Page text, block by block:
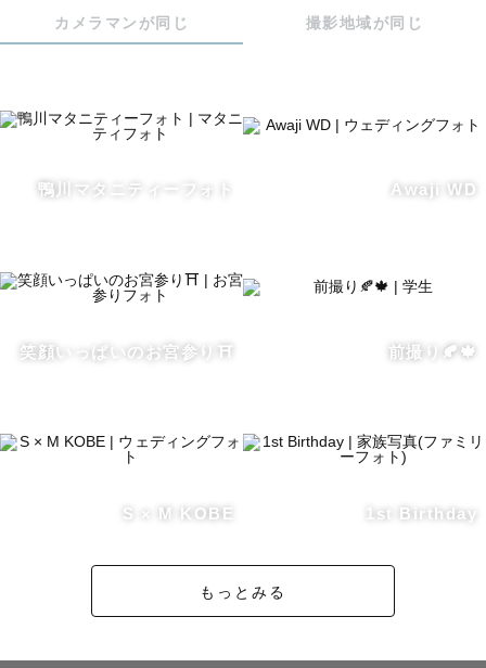
※2026年は10/13~12/18の期間割引対象外
撮影させて頂いた神社お寺様一覧
【大阪】阿倍野神社、生國魂神社、坐摩神社、難波神社、
茨木神社、神服神社、伊射奈岐神社（吹田）、阿比太神
社、宝珠院、呉服神社、堀越神社、関目神社、四天王寺、
田神社、牧野枚方えびす、御殿山神社、春日神社（箕面）
【京都】御香宮、石清水八幡宮、下鴨神社、長岡天満宮、
神、芦屋神社、廣田神社、播磨国総社など
カメラマンが同じ 撮影地域が同じ
鴨川マタニティーフォト Awaji WD
笑顔いっぱいのお宮参り⛩ 前撮り🍂🍁
S × M KOBE 1st Birthday
もっとみる